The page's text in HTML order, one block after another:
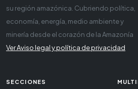
su región amazónica. Cubriendo política,
economía, energía, medio ambiente y
minería desde el corazón de la Amazonía
Ver Aviso legal y política de privacidad
SECCIONES